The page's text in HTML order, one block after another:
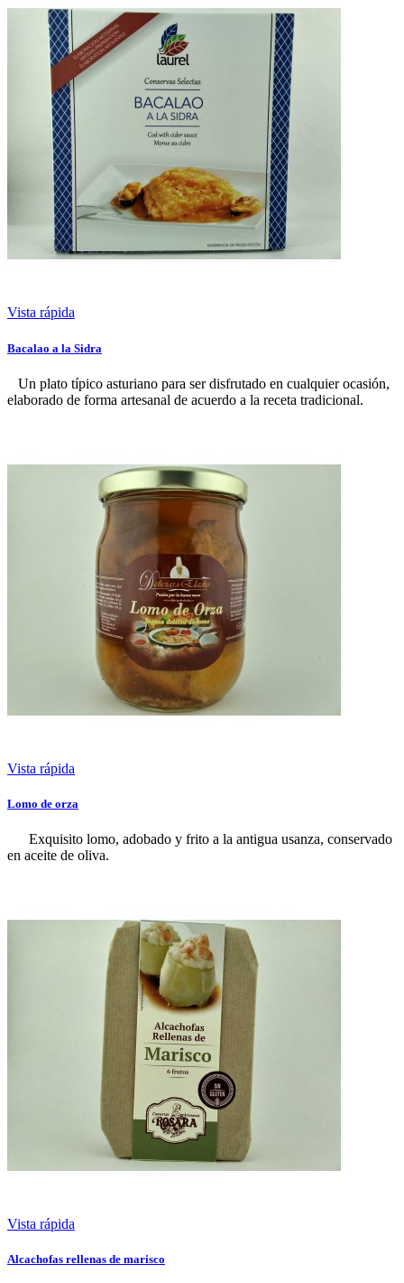
Vista rápida
Bacalao a la Sidra
Un plato típico asturiano para ser disfrutado en cualquier ocasión,
elaborado de forma artesanal de acuerdo a la receta tradicional.
Vista rápida
Lomo de orza
Exquisito lomo, adobado y frito a la antigua usanza, conservado
en aceite de oliva.
Vista rápida
Alcachofas rellenas de marisco